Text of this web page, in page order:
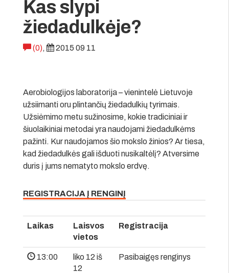
Kas slypi
žiedadulkėje?
(0), 2015 09 11
Aerobiologijos laboratorija – vienintelė Lietuvoje
užsiimanti oru plintančių žiedadulkių tyrimais.
Užsiėmimo metu sužinosime, kokie tradiciniai ir
šiuolaikiniai metodai yra naudojami žiedadulkėms
pažinti. Kur naudojamos šio mokslo žinios? Ar tiesa,
kad žiedadulkės gali išduoti nusikaltėlį? Atversime
duris į jums nematyto mokslo erdvę.
REGISTRACIJA Į RENGINĮ
Laikas
Laisvos
vietos
Registracija
13:00
liko 12 iš
12
Pasibaigęs renginys